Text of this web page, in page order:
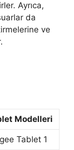
Ayrıca,
da
ve
Modelleri
Tablet 1